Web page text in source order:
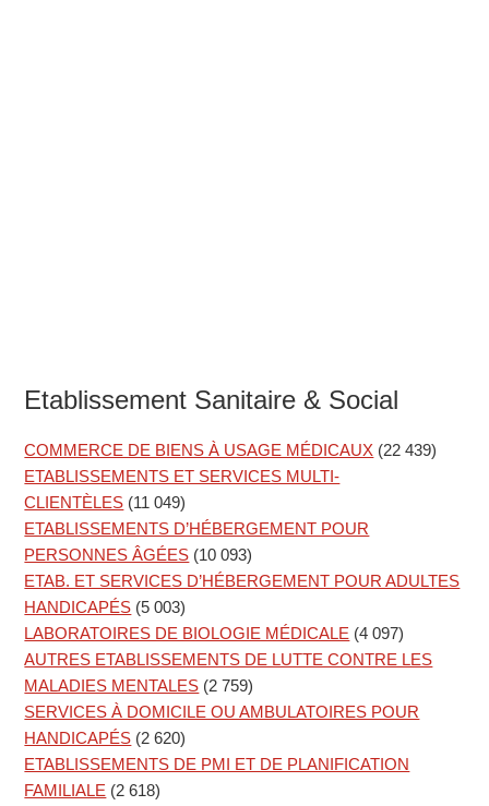
Etablissement Sanitaire & Social
COMMERCE DE BIENS À USAGE MÉDICAUX (22 439)
ETABLISSEMENTS ET SERVICES MULTI-
CLIENTÈLES (11 049)
ETABLISSEMENTS D’HÉBERGEMENT POUR
PERSONNES ÂGÉES (10 093)
ETAB. ET SERVICES D’HÉBERGEMENT POUR ADULTES
HANDICAPÉS (5 003)
LABORATOIRES DE BIOLOGIE MÉDICALE (4 097)
AUTRES ETABLISSEMENTS DE LUTTE CONTRE LES
MALADIES MENTALES (2 759)
SERVICES À DOMICILE OU AMBULATOIRES POUR
HANDICAPÉS (2 620)
ETABLISSEMENTS DE PMI ET DE PLANIFICATION
FAMILIALE (2 618)